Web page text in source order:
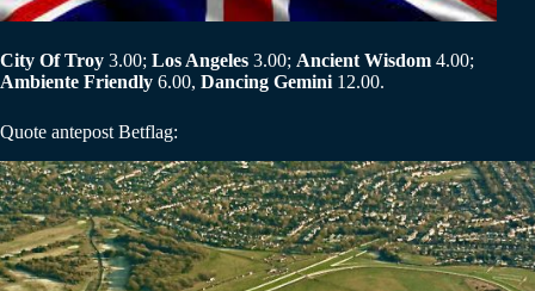
City Of Troy 3.00; Los Angeles 3.00; Ancient Wisdom 4.00;
Ambiente Friendly 6.00, Dancing Gemini12.00.
Quote antepost Betflag: